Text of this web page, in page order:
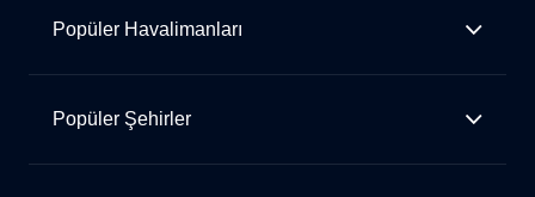
Popüler Havalimanları
Popüler Şehirler